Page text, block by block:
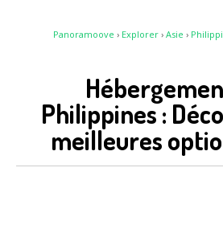
Panoramoove › Explorer› Asie ›
Philippines :
meilleures